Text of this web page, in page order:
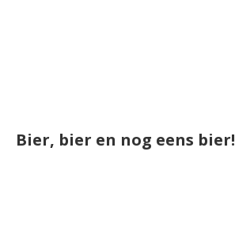
Bier, bier en nog eens bier!